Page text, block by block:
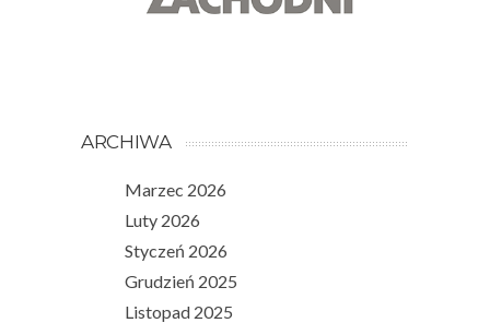
ARCHIWA
Marzec 2026
Luty 2026
Styczeń 2026
Grudzień 2025
Listopad 2025